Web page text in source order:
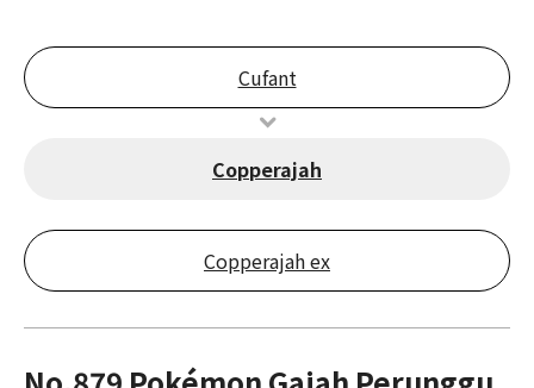
Cufant
Copperajah
Copperajah ex